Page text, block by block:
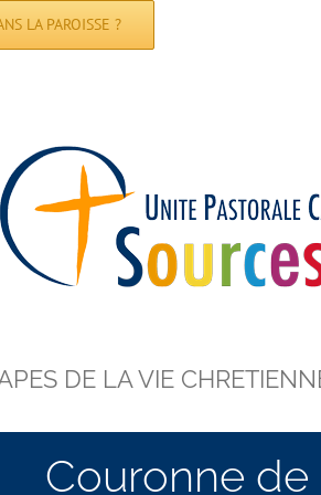
LA PAROISSE ?
DE LA VIE
Couronne de